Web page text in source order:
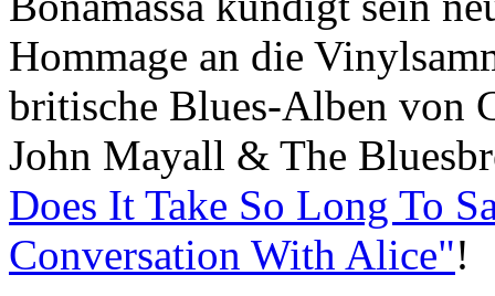
Hommage an die
britische Blues-Alben von
John Mayall & The
Does It Take So Long To
Conversation With Alice"!